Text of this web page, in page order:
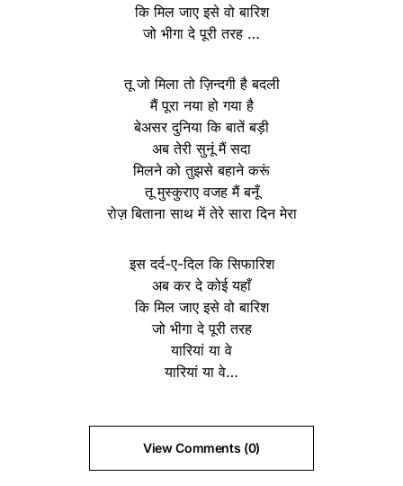
कि मिल जाए इसे वो बारिश
जो भीगा दे पूरी तरह …
तू जो मिला तो ज़िन्दगी है बदली
मैं पूरा नया हो गया है
बेअसर दुनिया कि बातें बड़ी
अब तेरी सुनूं मैं सदा
मिलने को तुझसे बहाने करूं
तू मुस्कुराए वजह मैं बनूँ
रोज़ बिताना साथ में तेरे सारा दिन मेरा
इस दर्द-ए-दिल कि सिफारिश
अब कर दे कोई यहाँ
कि मिल जाए इसे वो बारिश
जो भीगा दे पूरी तरह
यारियां या वे
यारियां या वे…
View Comments (0)